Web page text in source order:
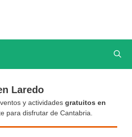
Laredo
y actividades gratuitos en
para disfrutar de Cantabria.